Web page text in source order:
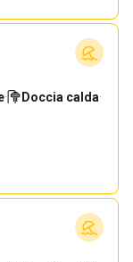
· Doccia calda·